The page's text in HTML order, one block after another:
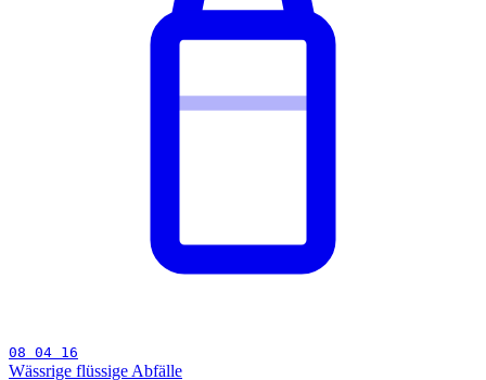
08 04 16
Wässrige flüssige Abfälle